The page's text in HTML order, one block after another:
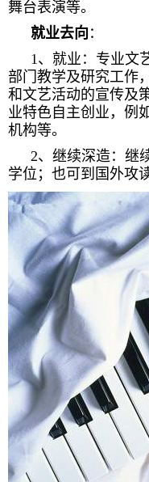
舞台表演等。
就业去向 ：
1、就业：专业文
部门教学及研究工作
和文艺活动的宣传及
业特色自主创业，例
机构等。
2、继续深造：继
学位；也可到国外攻